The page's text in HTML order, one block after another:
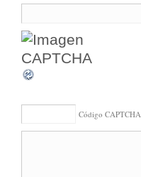
Código CAPTCHA